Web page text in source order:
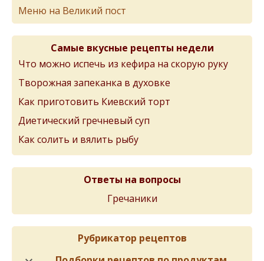
Меню на Великий пост
Самые вкусные рецепты недели
Что можно испечь из кефира на скорую руку
Творожная запеканка в духовке
Как приготовить Киевский торт
Диетический гречневый суп
Как солить и вялить рыбу
Ответы на вопросы
Гречаники
Рубрикатор рецептов